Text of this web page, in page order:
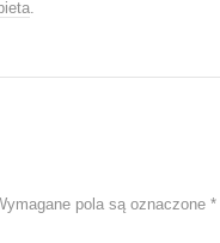
.
pola są oznaczone *